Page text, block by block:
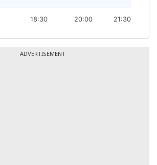
18:30 20:00 21:30
ADVERTISEMENT